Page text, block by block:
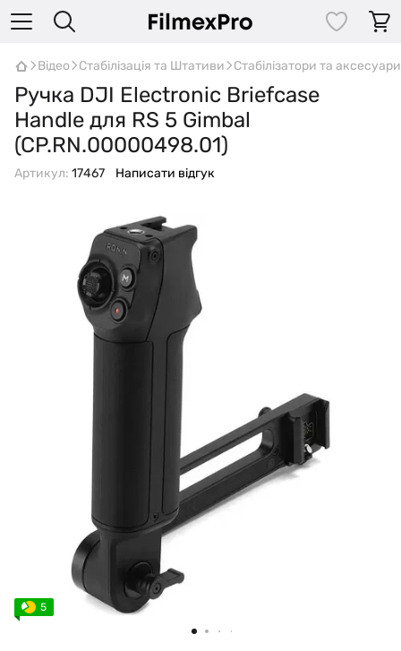
Відео Стабілізація та Штативи Стабілізатори та аксесуари
Ручка DJI Electronic Briefcase
Handle для RS 5 Gimbal
(CP.RN.00000498.01)
Артикул: 17467 Написати відгук
5